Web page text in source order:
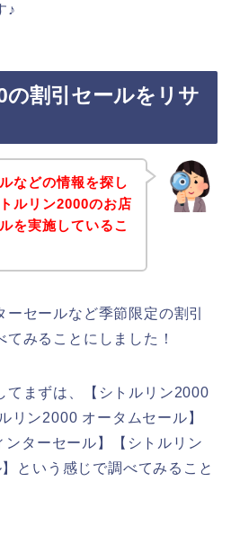
♪
の割引セールをリサ
などの情報を探し
ルリン2000のお店
を実施しているこ
セールなど季節限定の割引
みることにしました！
てまずは、【シトルリン2000
リン2000 オータムセール】
ンターセール】【シトルリン
という感じで調べてみること